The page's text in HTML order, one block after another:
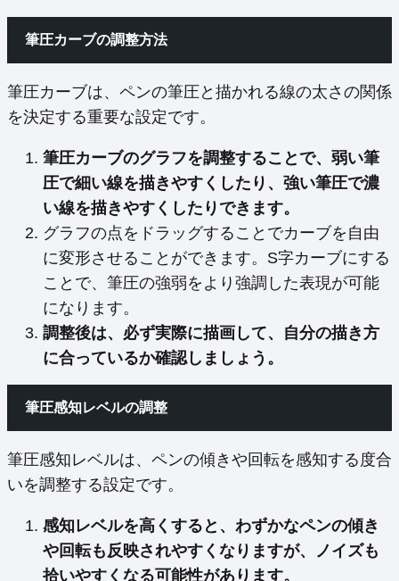
筆圧カーブの調整方法
筆圧カーブは、ペンの筆圧と描かれる線の太さの関係
を決定する重要な設定です。
筆圧カーブのグラフを調整することで、弱い筆
圧で細い線を描きやすくしたり、強い筆圧で濃
い線を描きやすくしたりできます。
グラフの点をドラッグすることでカーブを自由
に変形させることができます。S字カーブにする
ことで、筆圧の強弱をより強調した表現が可能
になります。
調整後は、必ず実際に描画して、自分の描き方
に合っているか確認しましょう。
筆圧感知レベルの調整
筆圧感知レベルは、ペンの傾きや回転を感知する度合
いを調整する設定です。
感知レベルを高くすると、わずかなペンの傾き
や回転も反映されやすくなりますが、ノイズも
拾いやすくなる可能性があります。